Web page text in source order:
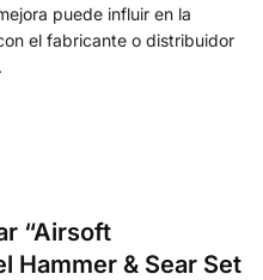
puede influir en la
el fabricante o distribuidor
“Airsoft
Hammer & Sear Set